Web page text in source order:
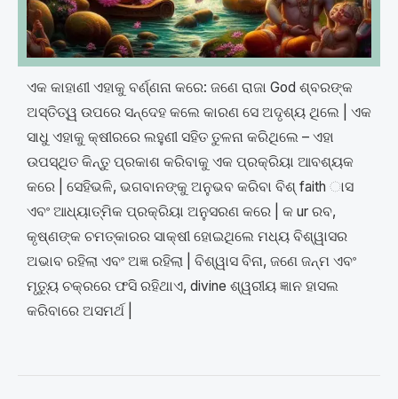
ଏକ କାହାଣୀ ଏହାକୁ ବର୍ଣ୍ଣନା କରେ: ଜଣେ ରାଜା God ଶ୍ବରଙ୍କ
ଅସ୍ତିତ୍ୱ ଉପରେ ସନ୍ଦେହ କଲେ କାରଣ ସେ ଅଦୃଶ୍ୟ ଥିଲେ | ଏକ
ସାଧୁ ଏହାକୁ କ୍ଷୀରରେ ଲହୁଣୀ ସହିତ ତୁଳନା କରିଥିଲେ – ଏହା
ଉପସ୍ଥିତ କିନ୍ତୁ ପ୍ରକାଶ କରିବାକୁ ଏକ ପ୍ରକ୍ରିୟା ଆବଶ୍ୟକ
କରେ | ସେହିଭଳି, ଭଗବାନଙ୍କୁ ଅନୁଭବ କରିବା ବିଶ୍ faith ାସ
ଏବଂ ଆଧ୍ୟାତ୍ମିକ ପ୍ରକ୍ରିୟା ଅନୁସରଣ କରେ | କ ur ରବ,
କୃଷ୍ଣଙ୍କ ଚମତ୍କାରର ସାକ୍ଷୀ ହୋଇଥିଲେ ମଧ୍ୟ ବିଶ୍ୱାସର
ଅଭାବ ରହିଲା ଏବଂ ଅଜ୍ଞ ରହିଲା | ବିଶ୍ୱାସ ବିନା, ଜଣେ ଜନ୍ମ ଏବଂ
ମୃତ୍ୟୁ ଚକ୍ରରେ ଫସି ରହିଥାଏ, divine ଶ୍ୱରୀୟ ଜ୍ଞାନ ହାସଲ
କରିବାରେ ଅସମର୍ଥ |